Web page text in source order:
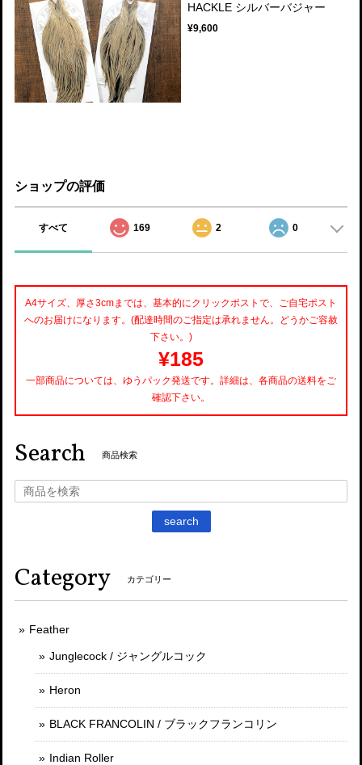
HACKLE シルバーバジャー
¥9,600
ショップの評価
すべて 169 2 0
A4サイズ、厚さ3cmまでは、基本的にクリックポストで、ご自宅ポスト
へのお届けになります。(配達時間のご指定は承れません。どうかご容赦
下さい。)
¥185
一部商品については、ゆうパック発送です。詳細は、各商品の送料をご
確認下さい。
Search 商品検索
search
Category カテゴリー
Feather
Junglecock / ジャングルコック
Heron
BLACK FRANCOLIN / ブラックフランコリン
Indian Roller